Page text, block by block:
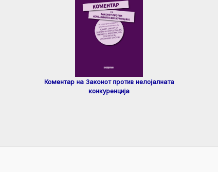
Коментар на Законот против нелојалната
конкуренција